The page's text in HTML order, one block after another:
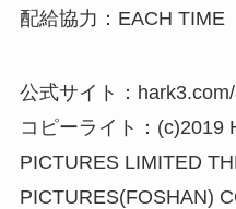
配給協力：EACH TIME
公式サイト：
コピーライト：(c)2019
PICTURES LIMITED
PICTURES(FOSHAN)